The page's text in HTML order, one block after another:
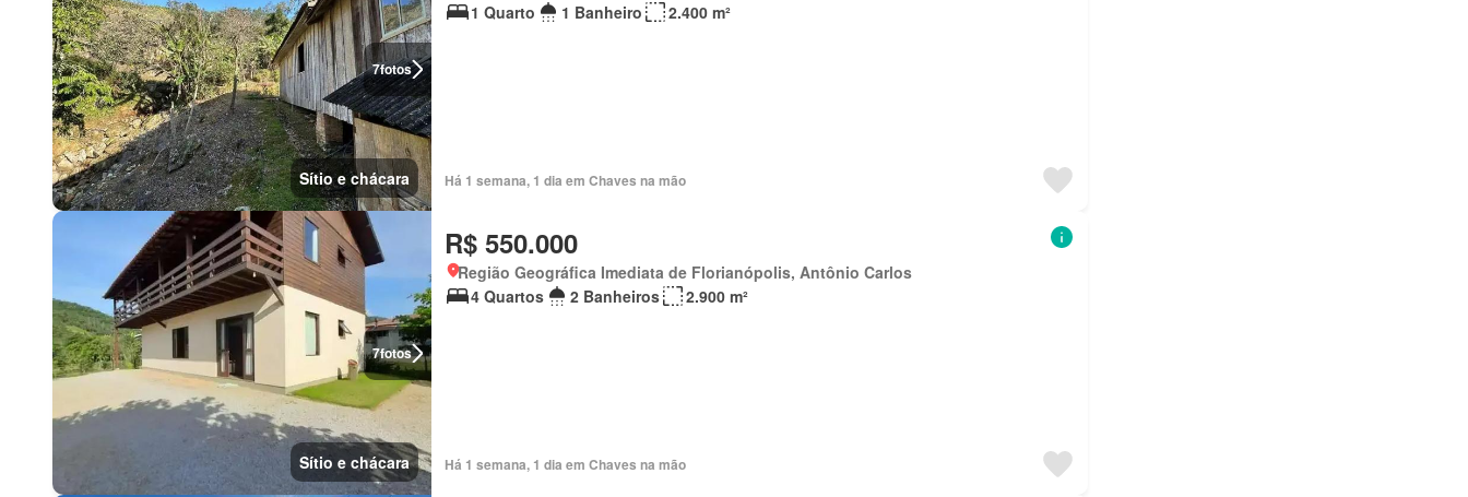
7fotos
Sítio e chácara
1 Quarto
1 Banheiro 2.400 m²
Há 1 semana, 1 dia em Chaves na mão
7fotos
Sítio e chácara
R$ 550.000
Região Geográfica Imediata de Florianópolis, Antônio Carlos
4 Quartos
2 Banheiros 2.900 m²
Há 1 semana, 1 dia em Chaves na mão